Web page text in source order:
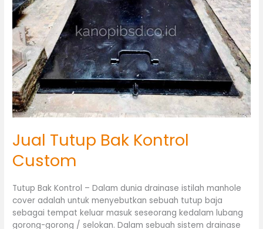
Jual Tutup Bak Kontrol
Custom
Tutup Bak Kontrol – Dalam dunia drainase istilah manhole
cover adalah untuk menyebutkan sebuah tutup baja
sebagai tempat keluar masuk seseorang kedalam lubang
gorong-gorong / selokan. Dalam sebuah sistem drainase